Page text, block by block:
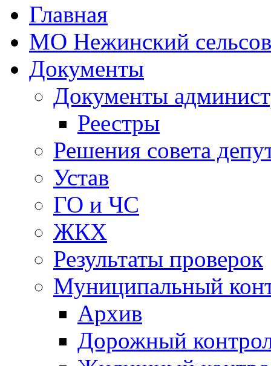
Главная
МО Нежинский
Документы
Документы
Реестры
Решения совета
Устав
ГО и ЧС
ЖКХ
Результаты проверок
Муниципальный
Архив
Дорожный